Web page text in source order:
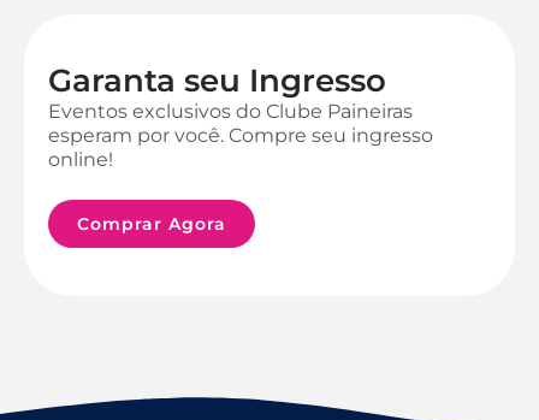
Garanta seu Ingresso
Eventos exclusivos do Clube Paineiras
esperam por você. Compre seu ingresso
online!
Comprar Agora